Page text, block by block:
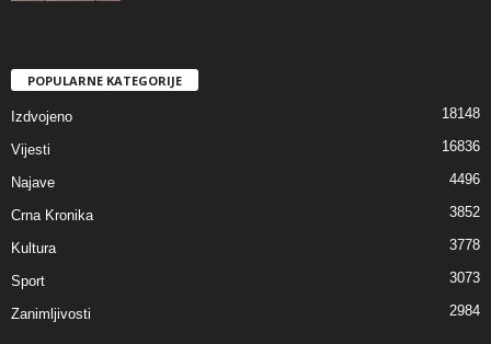
POPULARNE KATEGORIJE
Izdvojeno 18148
Vijesti 16836
Najave 4496
Crna Kronika 3852
Kultura 3778
Sport 3073
Zanimljivosti 2984